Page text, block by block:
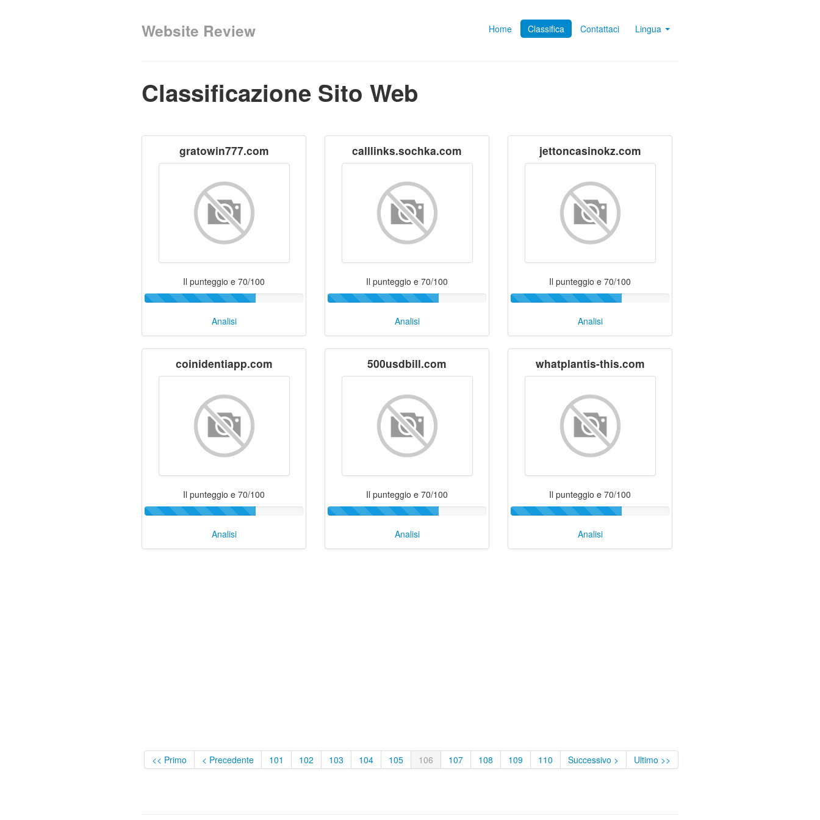
Home Classifica Contattaci Lingua
Website Review
Classificazione Sito Web
gratowin777.com
Il punteggio e 70/100
Analisi
calllinks.sochka.com
Il punteggio e 70/100
Analisi
jettoncasinokz.com
Il punteggio e 70/100
Analisi
coinidentiapp.com
Il punteggio e 70/100
Analisi
500usdbill.com
Il punteggio e 70/100
Analisi
whatplantis-this.com
Il punteggio e 70/100
Analisi
<< Primo < Precedente 101 102 103 104 105 106 107 108 109 110 Successivo > Ultimo >>